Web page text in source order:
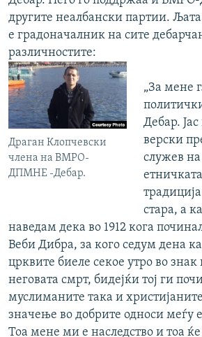
другите неалбански партии.
е градоначалник на сите
различностите:
Драган Клопчевски
члена на ВМРО-
ДПМНЕ -Дебар.
„За мене
Дебар.
верски
служев на
стара, а
наведам дека во 1912 кога
Веби Дибра, за кого седум дена
црквите биеле секое утро во знак
неговата смрт, бидејќи тој ги
муслиманите така и
значење во добрите односи меѓу
Тоа мене ми е наследство и тоа